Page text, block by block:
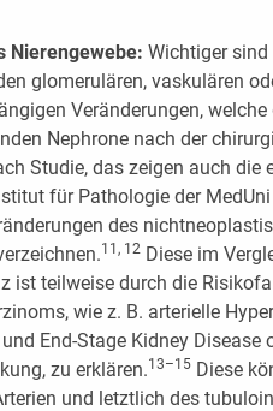
Nierengewebe: Wichtiger
glomerulären, vaskulären
Veränderungen,
Nephrone nach der
Studie, das zeigen auch die
für Pathologie der
des
11, 12Diese im
ist teilweise durch die
wie z. B. arterielle
End-Stage Kidney Disease
zu erklären.13–15Diese
und letztlich des